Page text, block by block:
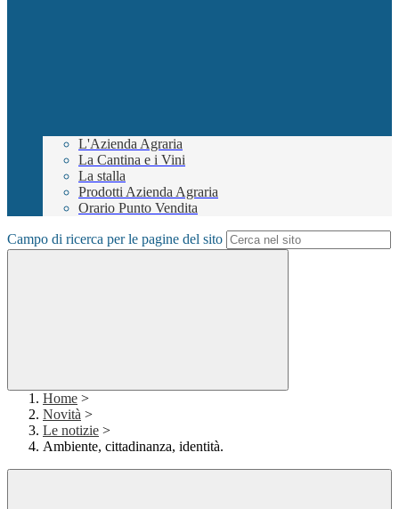
L'Azienda Agraria
La Cantina e i Vini
La stalla
Prodotti Azienda Agraria
Orario Punto Vendita
Campo di ricerca per le pagine del sito
Home >
Novità >
Le notizie >
Ambiente, cittadinanza, identità.